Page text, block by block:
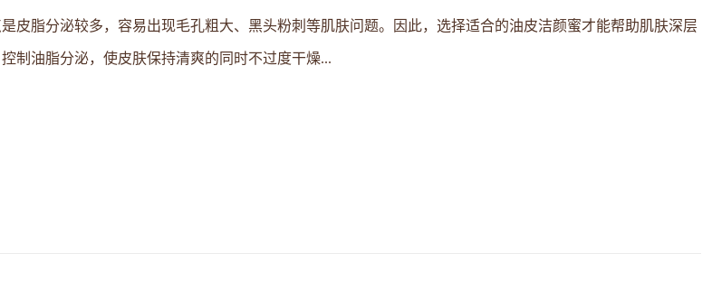
皮脂分泌较多，容易出现毛孔粗大、黑头粉刺等肌肤问题。因此，选择适合的油皮洁颜蜜才能帮助肌肤深层
制油脂分泌，使皮肤保持清爽的同时不过度干燥...